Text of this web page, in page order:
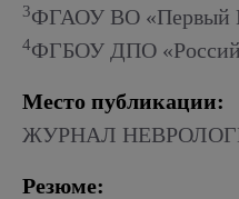
3ФГАОУ ВО «Первый
4ФГБОУ ДПО
Место публикации:
ЖУРНАЛ
Резюме: